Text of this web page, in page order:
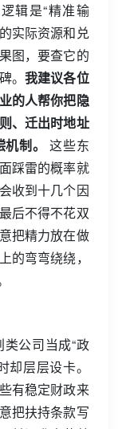
辑是“精准输
实际资源和兑
图，要查它的
。 我建议各位
的人帮你把隐
、迁出时地址
制。
这些东
踩雷的概率就
收到十几个因
后不得不花双
把精力放在做
的弯弯绕绕，
公司当成“政
层层设卡。
有稳定财政来
把扶持条款写